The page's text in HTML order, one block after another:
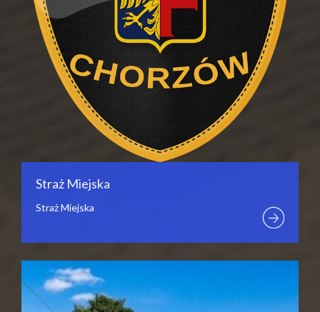
Straż Miejska
Straż Miejska